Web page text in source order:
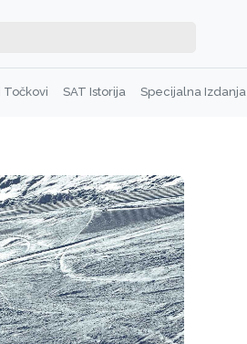
Točkovi SAT Istorija Specijalna Izdanja